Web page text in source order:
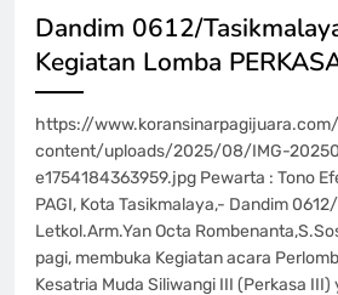
Dandim 0612/
Kegiatan Lomba
https://
content/uploads/2025/08/IMG-
e1754184363959.jpg Pewarta : Tono
PAGI, Kota Tasikmalaya,- Dandim
Letkol.Arm.Yan Octa
pagi, membuka Kegiatan acara
Kesatria Muda Siliwangi III (Perkasa III)